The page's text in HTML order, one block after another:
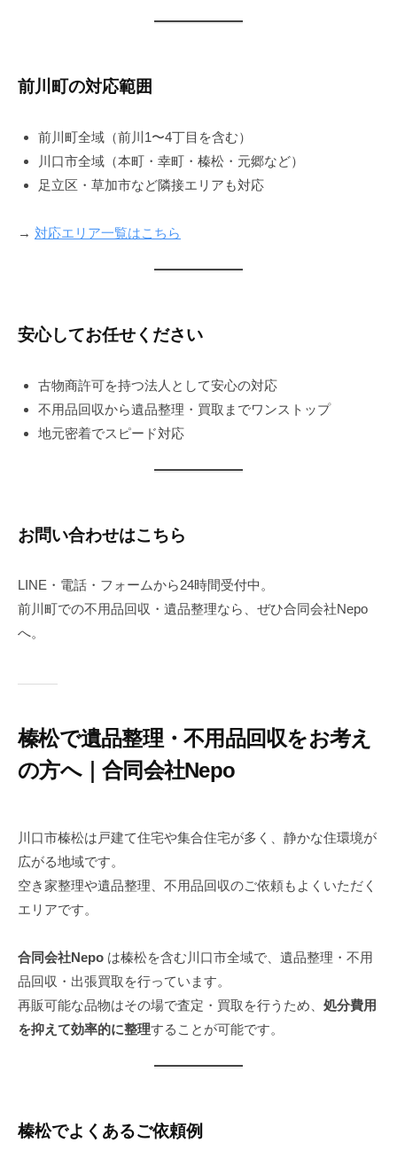
前川町の対応範囲
前川町全域（前川1〜4丁目を含む）
川口市全域（本町・幸町・榛松・元郷など）
足立区・草加市など隣接エリアも対応
→ 対応エリア一覧はこちら
安心してお任せください
古物商許可を持つ法人として安心の対応
不用品回収から遺品整理・買取までワンストップ
地元密着でスピード対応
お問い合わせはこちら
LINE・電話・フォームから24時間受付中。
前川町での不用品回収・遺品整理なら、ぜひ合同会社Nepo
へ。
榛松で遺品整理・不用品回収をお考え
の方へ｜合同会社Nepo
0
5
年
8
2
9
日
y
e
p
o
川口市榛松は戸建て住宅や集合住宅が多く、静かな住環境が
広がる地域です。
空き家整理や遺品整理、不用品回収のご依頼もよくいただく
エリアです。
合同会社Nepo は榛松を含む川口市全域で、遺品整理・不用
品回収・出張買取を行っています。
再販可能な品物はその場で査定・買取を行うため、 処分費用
を抑えて効率的に整理することが可能です。
榛松でよくあるご依頼例